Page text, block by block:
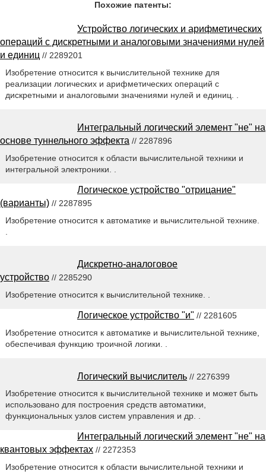
Похожие патенты:
Устройство логических и арифметических
операций с дискретными и аналоговыми значениями нулей
и единиц // 2289201
Изобретение относится к вычислительной технике для
реализации логических и арифметических операций с
дискретными и аналоговыми значениями нулей и единиц. .
Интегральный логический элемент "не" на
основе туннельного эффекта // 2287896
Изобретение относится к области вычислительной техники и
интегральной электроники. .
Логическое устройство "отрицание"
(варианты) // 2287895
Изобретение относится к автоматике и вычислительной технике.
Дискретно-аналоговое
устройство // 2285290
Изобретение относится к вычислительной технике. .
Логическое устройство "и" // 2281605
Изобретение относится к автоматике и вычислительной технике,
обеспечивая функцию троичной логики. .
Логический вычислитель // 2276399
Изобретение относится к вычислительной технике и может быть
использовано для построения средств автоматики,
функциональных узлов систем управления и др. .
Интегральный логический элемент "не" на
квантовых эффектах // 2272353
Изобретение относится к области вычислительной техники и